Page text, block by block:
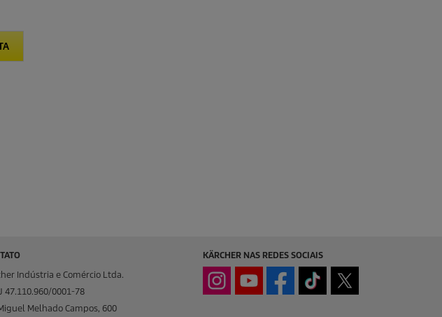
Indústria e Comércio Ltda.
47.110.960/0001-78
Melhado Campos, 600
KÄRCHER NAS REDES SOCIAIS